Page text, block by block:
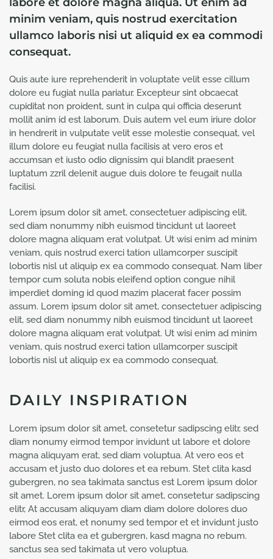
minim veniam, quis nostrud exercitation
ullamco laboris nisi ut aliquid ex ea commodi
consequat.
Quis aute iure reprehenderit in voluptate velit esse cillum
dolore eu fugiat nulla pariatur. Excepteur sint obcaecat
cupiditat non proident, sunt in culpa qui officia deserunt
mollit anim id est laborum. Duis autem vel eum iriure dolor
in hendrerit in vulputate velit esse molestie consequat, vel
illum dolore eu feugiat nulla facilisis at vero eros et
accumsan et iusto odio dignissim qui blandit praesent
luptatum zzril delenit augue duis dolore te feugait nulla
facilisi.
Lorem ipsum dolor sit amet, consectetuer adipiscing elit,
sed diam nonummy nibh euismod tincidunt ut laoreet
dolore magna aliquam erat volutpat. Ut wisi enim ad minim
veniam, quis nostrud exerci tation ullamcorper suscipit
lobortis nisl ut aliquip ex ea commodo consequat. Nam liber
tempor cum soluta nobis eleifend option congue nihil
imperdiet doming id quod mazim placerat facer possim
assum. Lorem ipsum dolor sit amet, consectetuer adipiscing
elit, sed diam nonummy nibh euismod tincidunt ut laoreet
dolore magna aliquam erat volutpat. Ut wisi enim ad minim
veniam, quis nostrud exerci tation ullamcorper suscipit
lobortis nisl ut aliquip ex ea commodo consequat.
DAILY INSPIRATION
Lorem ipsum dolor sit amet, consetetur sadipscing elitr, sed
diam nonumy eirmod tempor invidunt ut labore et dolore
magna aliquyam erat, sed diam voluptua. At vero eos et
accusam et justo duo dolores et ea rebum. Stet clita kasd
gubergren, no sea takimata sanctus est Lorem ipsum dolor
sit amet. Lorem ipsum dolor sit amet, consetetur sadipscing
elitr, At accusam aliquyam diam diam dolore dolores duo
eirmod eos erat, et nonumy sed tempor et et invidunt justo
labore Stet clita ea et gubergren, kasd magna no rebum.
sanctus sea sed takimata ut vero voluptua.